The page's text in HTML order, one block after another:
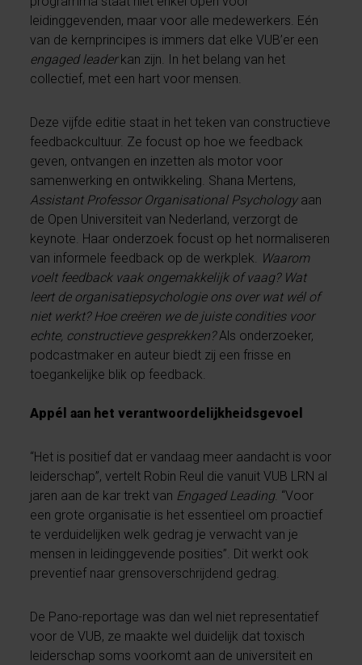
leidinggevenden, maar voor alle medewerkers. Eén
van de kernprincipes is immers dat elke VUB’er een
engaged leaderkan zijn. In het belang van het
collectief, met een hart voor mensen.
Deze vijfde editie staat in het teken van constructieve
feedbackcultuur. Ze focust op hoe we feedback
geven, ontvangen en inzetten als motor voor
samenwerking en ontwikkeling. Shana Mertens,
Assistant Professor Organisational Psychologyaan
de Open Universiteit van Nederland, verzorgt de
keynote. Haar onderzoek focust op het normaliseren
van informele feedback op de werkplek. Waarom
voelt feedback vaak ongemakkelijk of vaag? Wat
leert de organisatiepsychologie ons over wat wél of
niet werkt? Hoe creëren we de juiste condities voor
echte, constructieve gesprekken?Als onderzoeker,
podcastmaker en auteur biedt zij een frisse en
toegankelijke blik op feedback.
Appél aan het verantwoordelijkheidsgevoel
“Het is positief dat er vandaag meer aandacht is voor
leiderschap”, vertelt Robin Reul die vanuit VUB LRN al
jaren aan de kar trekt van Engaged Leading. “Voor
een grote organisatie is het essentieel om proactief
te verduidelijken welk gedrag je verwacht van je
mensen in leidinggevende posities”. Dit werkt ook
preventief naar grensoverschrijdend gedrag.
De Pano-reportage was dan wel niet representatief
voor de VUB, ze maakte wel duidelijk dat toxisch
leiderschap soms voorkomt aan de universiteit en